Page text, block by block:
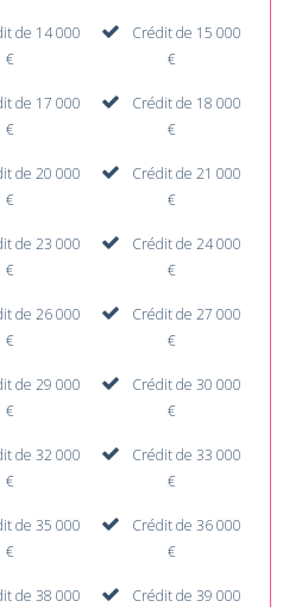
de 14 000
€
Crédit de 15 000
€
de 17 000
€
Crédit de 18 000
€
de 20 000
€
Crédit de 21 000
€
de 23 000
€
Crédit de 24 000
€
de 26 000
€
Crédit de 27 000
€
de 29 000
€
Crédit de 30 000
€
de 32 000
€
Crédit de 33 000
€
de 35 000
€
Crédit de 36 000
€
de 38 000
Crédit de 39 000